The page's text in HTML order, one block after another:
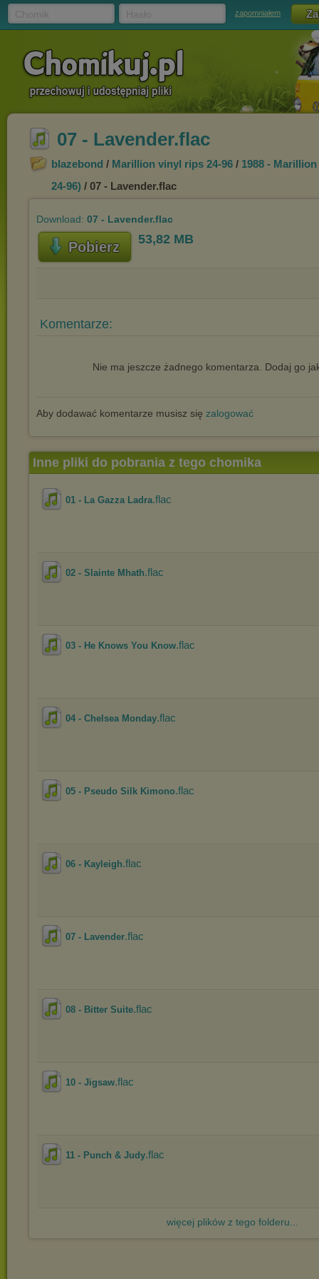
zapomniałem
07 - Lavender.flac
blazebond / Marillion vinyl rips 24-96 / 1988 -
24-96) / 07 - Lavender.flac
Download: 07 - Lavender.flac
Pobierz 53,82 MB
Komentarze:
Nie ma jeszcze żadnego komentarza. Dodaj go
Aby dodawać komentarze musisz się zalogować
Inne pliki do pobrania z tego chomika
01 - La Gazza Ladra.flac
02 - Slainte Mhath.flac
03 - He Knows You Know.flac
04 - Chelsea Monday.flac
05 - Pseudo Silk Kimono.flac
06 - Kayleigh.flac
07 - Lavender.flac
08 - Bitter Suite.flac
10 - Jigsaw.flac
11 - Punch & Judy.flac
więcej plików z tego folderu...